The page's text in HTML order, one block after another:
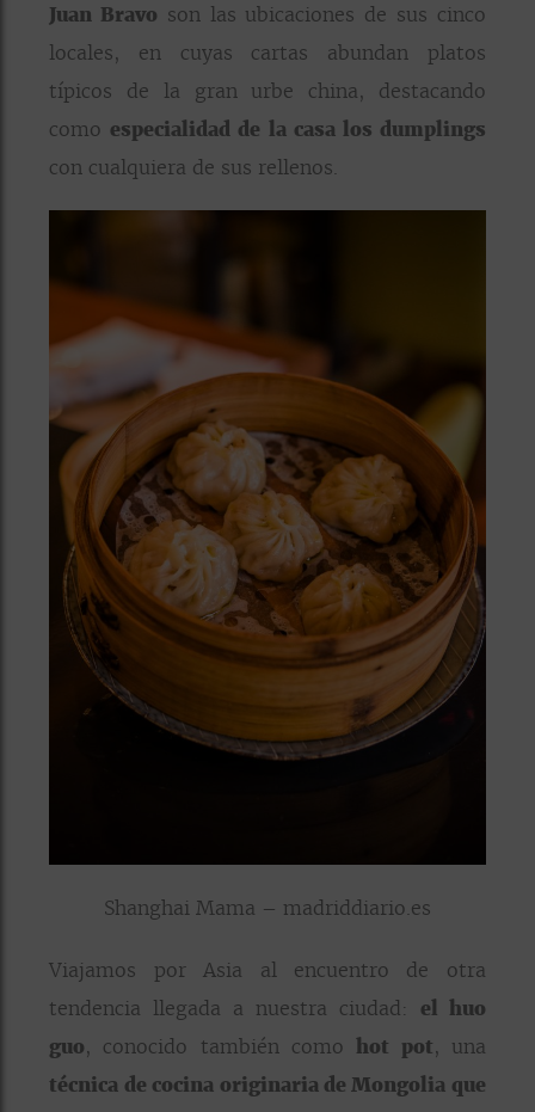
Juan Bravo son las ubicaciones de sus cinco
locales, en cuyas cartas abundan platos
típicos de la gran urbe china, destacando
como especialidad de la casa los dumplings
con cualquiera de sus rellenos.
Shanghai Mama – madriddiario.es
Viajamos por Asia al encuentro de otra
tendencia llegada a nuestra ciudad: el huo
guo, conocido también comohot pot, una
técnica de cocina originaria de Mongolia que